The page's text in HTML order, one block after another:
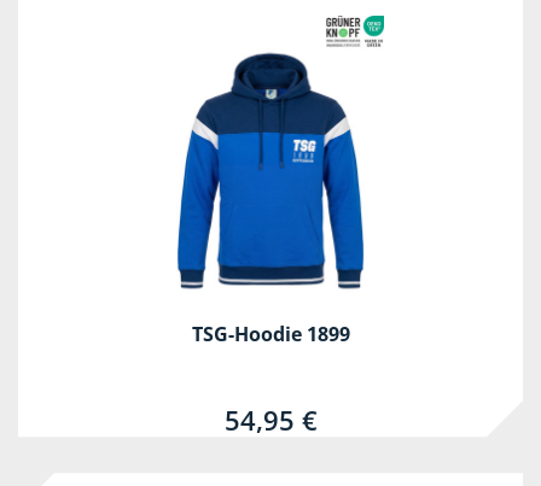
TSG-Hoodie 1899
54,95 €